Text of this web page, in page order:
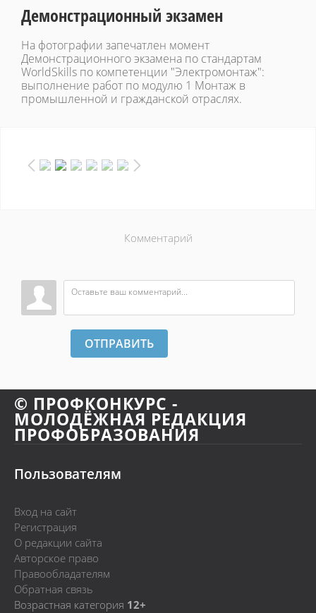
Демонстрационный экзамен
На фотографии запечатлен момент
Демонстрационного экзамена по стандартам
WorldSkills по компетенции "Электромонтаж":
выполнение работ по модулю 1 Монтаж в
промышленной и гражданской отраслях.
Комментарий
ОТПРАВИТЬ
© ПРОФКОНКУРС -
МОЛОДЁЖНАЯ РЕДАКЦИЯ
ПРОФОБРАЗОВАНИЯ
Пользователям
Вход на сайт
Регистрация
О редакции сайта
Авторское право
Правообладателям
Обратная связь
Возрастная категория 12+